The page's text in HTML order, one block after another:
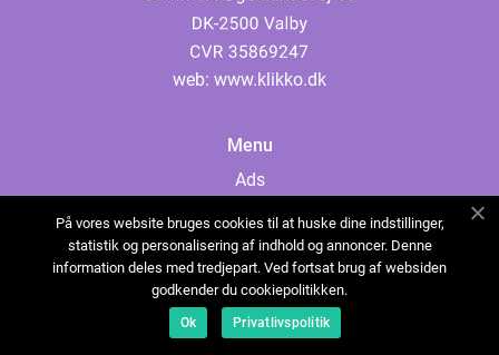
web: www.klikko.dk
Menu
Ads
Cookies
Contact
Sitemap
På vores website bruges cookies til at huske dine indstillinger,
statistik og personalisering af indhold og annoncer. Denne
information deles med tredjepart. Ved fortsat brug af websiden
godkender du cookiepolitikken.
Ok Privatlivspolitik